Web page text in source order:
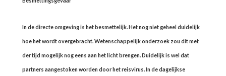
In de directe omgeving is het besmettelijk. Het nog niet geheel duidelijk
hoe het wordt overgebracht. Wetenschappelijk onderzoek zou dit met
der tijd mogelijk nog eens aan het licht brengen. Duidelijk is wel dat
partners aangestoken worden door het reisvirus. In de dagelijkse